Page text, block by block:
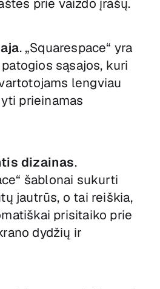
prie vaizdo įrašų.
. „Squarespace“ yra
sąsajos, kuri
lengviau
prieinamas
dizainas.
šablonai sukurti
jautrūs, o tai reiškia,
prisitaiko prie
dydžių ir